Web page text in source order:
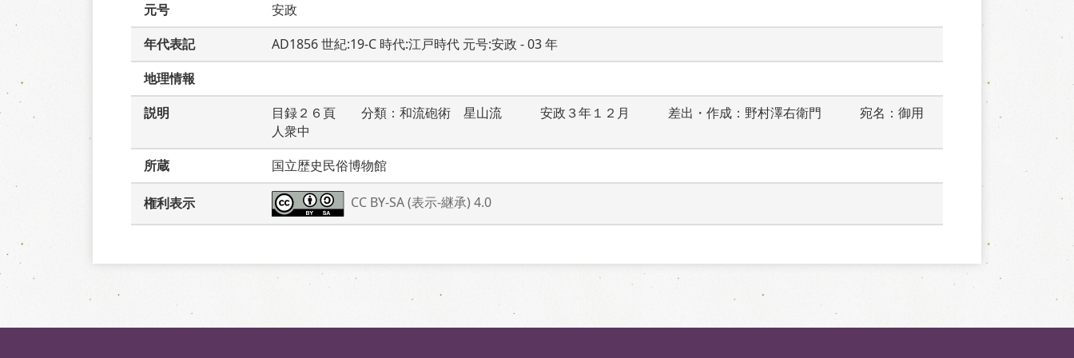
元号
安政
年代表記
AD1856 世紀:19-C 時代:江戸時代 元号:安政 - 03 年
地理情報
説明
目録２６頁　　分類：和流砲術　星山流　　　安政３年１２月　　　差出・作成：野村澤右衛門　　　宛名：御用
人衆中
所蔵
国立歴史民俗博物館
権利表示 CC BY-SA (表示-継承) 4.0